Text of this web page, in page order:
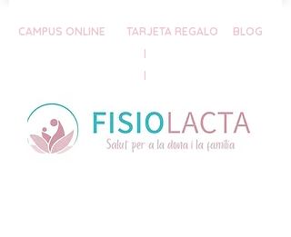
CAMPUS ONLINE TARJETA REGALO BLOG